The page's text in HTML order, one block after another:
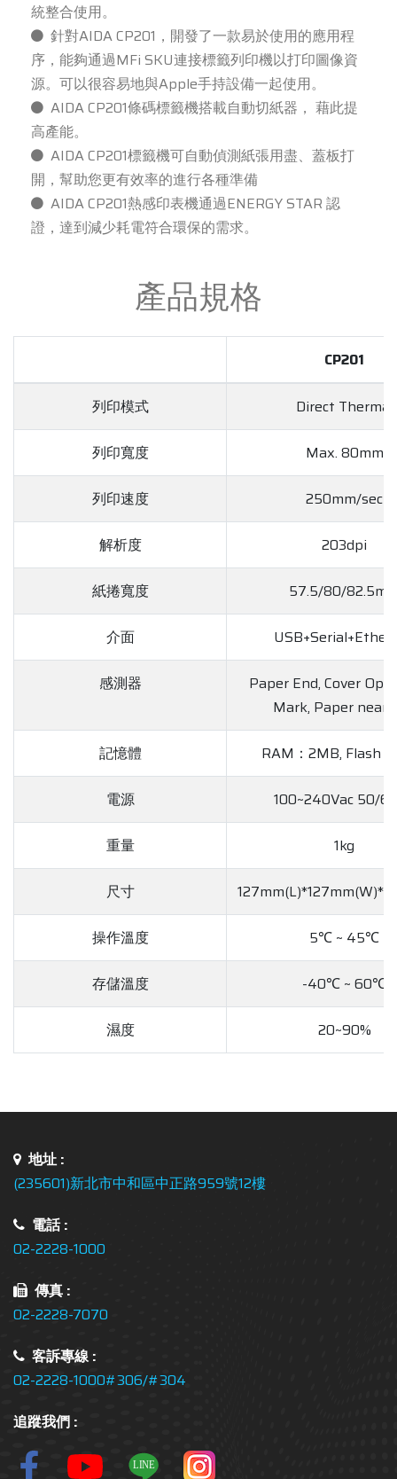
統整合使用。
針對AIDA CP201，開發了一款易於使用的應用程
序，能夠通過MFi SKU連接標籤列印機以打印圖像資
源。可以很容易地與Apple手持設備一起使用。
AIDA CP201條碼標籤機搭載自動切紙器， 藉此提
高產能。
AIDA CP201標籤機可自動偵測紙張用盡、蓋板打
開，幫助您更有效率的進行各種準備
AIDA CP201熱感印表機通過ENERGY STAR 認
證，達到減少耗電符合環保的需求。
產品規格
CP201
列印模式 Direct Thermal
列印寬度 Max. 80mm
列印速度 250mm/sec
解析度 203dpi
紙捲寬度 57.5/80/
介面
感測器
Paper End, Cover
Mark, Paper near
記憶體 RAM：2MB, Flash
電源 100~240Vac 50/
重量 1kg
尺寸
操作溫度 5℃ ~ 45℃
存儲溫度 -40℃ ~ 60℃
濕度 20~90%
地址 :
(235601)新北市中和區中正路959號12樓
電話 :
02-2228-1000
傳真 :
02-2228-7070
客訴專線 :
02-2228-1000#306/#304
追蹤我們 :